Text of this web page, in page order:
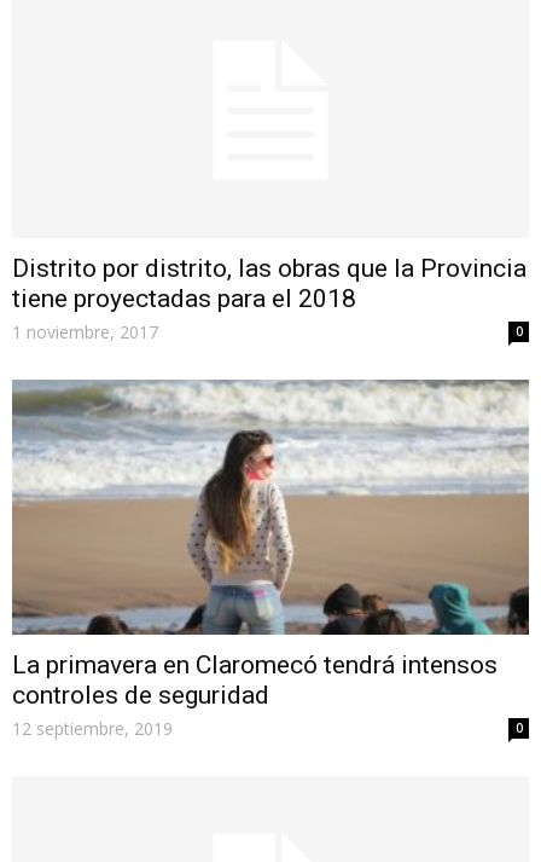
Distrito por distrito, las obras que la Provincia
tiene proyectadas para el 2018
1 noviembre, 2017 0
La primavera en Claromecó tendrá intensos
controles de seguridad
12 septiembre, 2019 0